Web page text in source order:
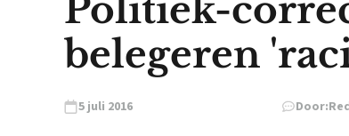
Politiek-
belegeren
5 juli 2016 Door: